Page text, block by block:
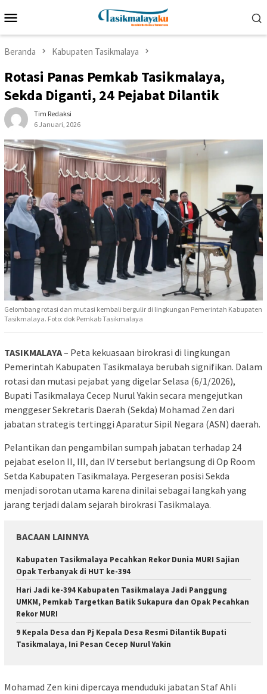
ke
Mobile
Beranda Kabupaten Tasikmalaya
Rotasi Panas Pemkab Tasikmalaya,
Sekda Diganti, 24 Pejabat Dilantik
Tim Redaksi
6 Januari, 2026
Gelombang rotasi dan mutasi kembali bergulir di lingkungan Pemerintah Kabupaten
Tasikmalaya. Foto: dok Pemkab Tasikmalaya
TASIKMALAYA– Peta kekuasaan birokrasi di lingkungan
Pemerintah Kabupaten Tasikmalaya berubah signifikan. Dalam
rotasi dan mutasi pejabat yang digelar Selasa (6/1/2026),
Bupati Tasikmalaya Cecep Nurul Yakin secara mengejutkan
menggeser Sekretaris Daerah (Sekda) Mohamad Zen dari
jabatan strategis tertinggi Aparatur Sipil Negara (ASN) daerah.
Pelantikan dan pengambilan sumpah jabatan terhadap 24
pejabat eselon II, III, dan IV tersebut berlangsung di Op Room
Setda Kabupaten Tasikmalaya. Pergeseran posisi Sekda
menjadi sorotan utama karena dinilai sebagai langkah yang
jarang terjadi dalam sejarah birokrasi Tasikmalaya.
BACAAN LAINNYA
Kabupaten Tasikmalaya Pecahkan Rekor Dunia MURI Sajian
Opak Terbanyak di HUT ke-394
Hari Jadi ke-394 Kabupaten Tasikmalaya Jadi Panggung
UMKM, Pemkab Targetkan Batik Sukapura dan Opak Pecahkan
Rekor MURI
9 Kepala Desa dan Pj Kepala Desa Resmi Dilantik Bupati
Tasikmalaya, Ini Pesan Cecep Nurul Yakin
Mohamad Zen kini dipercaya menduduki jabatan Staf Ahli